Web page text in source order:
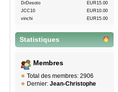
DrDesoto
EUR15.00
JCC10
EUR10.00
vinchi
EUR15.00
Statistiques
Membres
Total des membres: 2906
Dernier: Jean-Christophe